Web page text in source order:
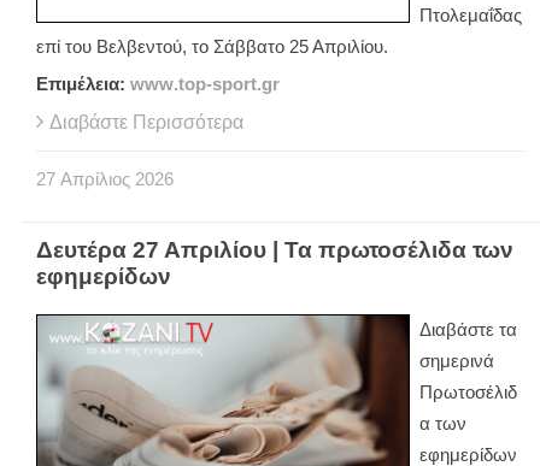
Πτολεμαΐδας
επί του Βελβεντού, το Σάββατο 25 Απριλίου.
Επιμέλεια: www.top-sport.gr
Διαβάστε Περισσότερα
27 Απρίλιος 2026
Δευτέρα 27 Απριλίου | Τα πρωτοσέλιδα των
εφημερίδων
Διαβάστε τα
σημερινά
Πρωτοσέλιδ
α των
εφημερίδων